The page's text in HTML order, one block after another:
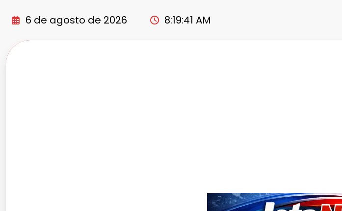
para
conteúdo
6 de agosto de 2026 8:19:42 AM